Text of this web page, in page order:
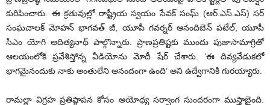
కురిపించారు. ఈ క్రతువుల్లో రాష్ట్రీయ స్వయం సేవక్ సంఘ్ (ఆర్‌.ఎస్‌.ఎస్) స‌ర్
సంఘ‌చాల‌క్‌ మోహన్ భాగవత్ జీ, యూపీ గవర్నర్ ఆనందిబెన్ పటేల్, యూపీ
సీఎం యోగి ఆదిత్యనాథ్ పాల్గొన్నారు. ప్రాణప్రతిష్టకు ముందు పుజాసామాగ్రితో
ఆలయంలోకి ప్రవేశిస్తోన్న వీడియోను మోదీ షేర్ చేశారు. ‘ఈ దివ్యవేడుకలో
భాగమైనందుకు నాకు అంతులేని ఆనందంగా ఉంది’ అని ఉద్వేగానికి గురయ్యారు.
రామల్లా విగ్రహ ప్రతిష్ఠాపన కోసం అయోధ్య సర్వాంగ సుందరంగా ముస్తాబైంది.